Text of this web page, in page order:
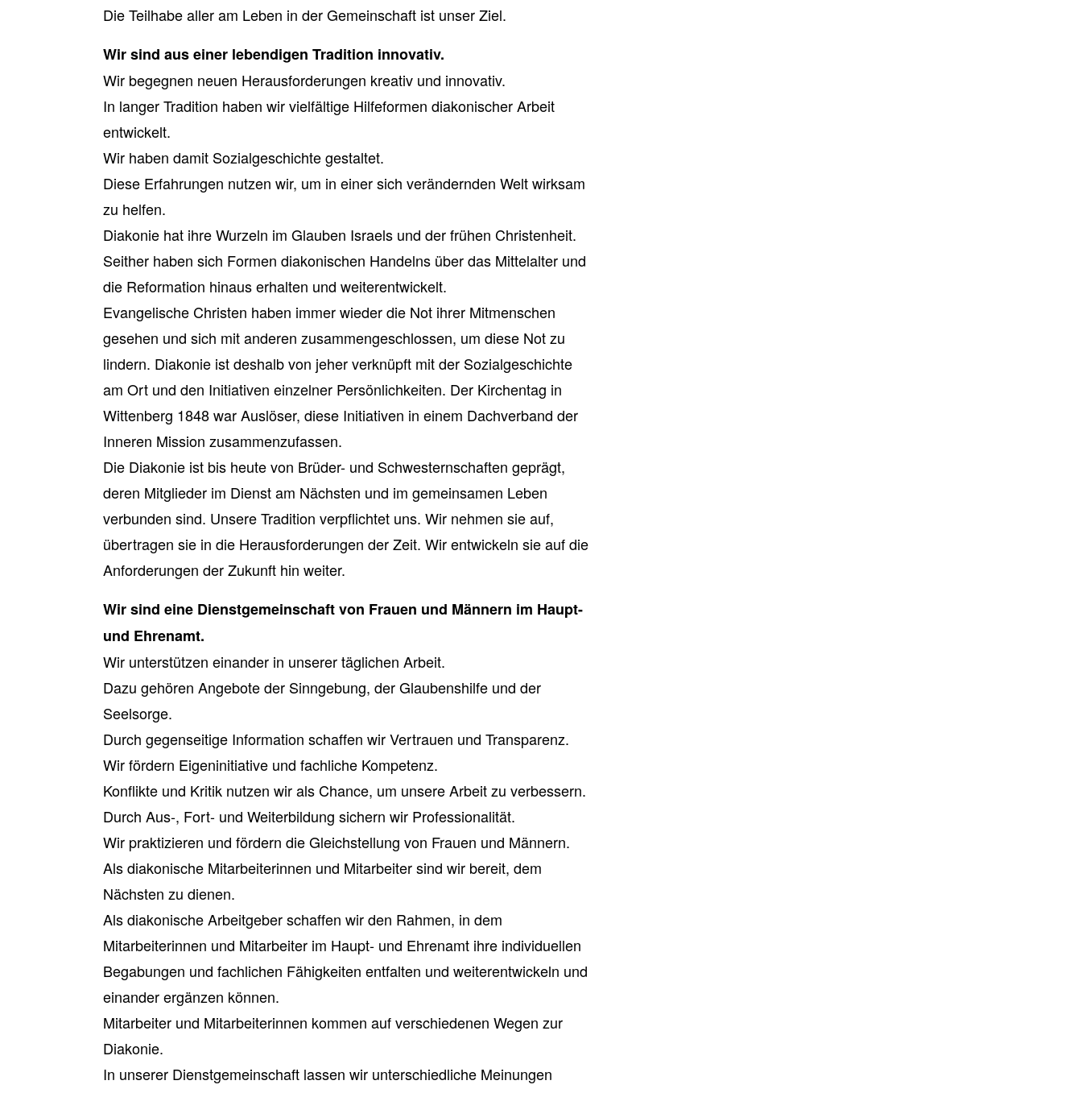
Die Teilhabe aller am Leben in der Gemeinschaft ist unser Ziel.
Wir sind aus einer lebendigen Tradition innovativ.
Wir begegnen neuen Herausforderungen kreativ und innovativ.
In langer Tradition haben wir vielfältige Hilfeformen diakonischer Arbeit
entwickelt.
Wir haben damit Sozialgeschichte gestaltet.
Diese Erfahrungen nutzen wir, um in einer sich verändernden Welt wirksam
zu helfen.
Diakonie hat ihre Wurzeln im Glauben Israels und der frühen Christenheit.
Seither haben sich Formen diakonischen Handelns über das Mittelalter und
die Reformation hinaus erhalten und weiterentwickelt.
Evangelische Christen haben immer wieder die Not ihrer Mitmenschen
gesehen und sich mit anderen zusammengeschlossen, um diese Not zu
lindern. Diakonie ist deshalb von jeher verknüpft mit der Sozialgeschichte
am Ort und den Initiativen einzelner Persönlichkeiten. Der Kirchentag in
Wittenberg 1848 war Auslöser, diese Initiativen in einem Dachverband der
Inneren Mission zusammenzufassen.
Die Diakonie ist bis heute von Brüder- und Schwesternschaften geprägt,
deren Mitglieder im Dienst am Nächsten und im gemeinsamen Leben
verbunden sind. Unsere Tradition verpflichtet uns. Wir nehmen sie auf,
übertragen sie in die Herausforderungen der Zeit. Wir entwickeln sie auf die
Anforderungen der Zukunft hin weiter.
Wir sind eine Dienstgemeinschaft von Frauen und Männern im Haupt-
und Ehrenamt.
Wir unterstützen einander in unserer täglichen Arbeit.
Dazu gehören Angebote der Sinngebung, der Glaubenshilfe und der
Seelsorge.
Durch gegenseitige Information schaffen wir Vertrauen und Transparenz.
Wir fördern Eigeninitiative und fachliche Kompetenz.
Konflikte und Kritik nutzen wir als Chance, um unsere Arbeit zu verbessern.
Durch Aus-, Fort- und Weiterbildung sichern wir Professionalität.
Wir praktizieren und fördern die Gleichstellung von Frauen und Männern.
Als diakonische Mitarbeiterinnen und Mitarbeiter sind wir bereit, dem
Nächsten zu dienen.
Als diakonische Arbeitgeber schaffen wir den Rahmen, in dem
Mitarbeiterinnen und Mitarbeiter im Haupt- und Ehrenamt ihre individuellen
Begabungen und fachlichen Fähigkeiten entfalten und weiterentwickeln und
einander ergänzen können.
Mitarbeiter und Mitarbeiterinnen kommen auf verschiedenen Wegen zur
Diakonie.
In unserer Dienstgemeinschaft lassen wir unterschiedliche Meinungen